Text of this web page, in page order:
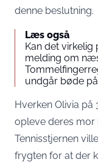
denne beslutning.
Læs også
Kan det virkelig
melding om
undgår bøde
Hverken Olivia på
opleve deres mor
Tennisstjernen
frygten for at der